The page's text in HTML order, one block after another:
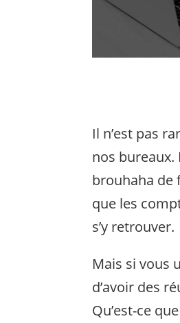
Il n’est pas
nos
brouhaha de
que les
s’y retrouver.
Mais si vous
d’avoir des
Qu’est-ce